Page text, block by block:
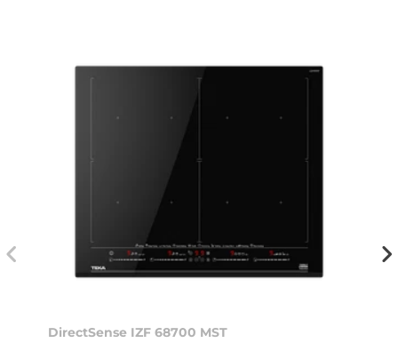
DirectSense IZF 68700 MST